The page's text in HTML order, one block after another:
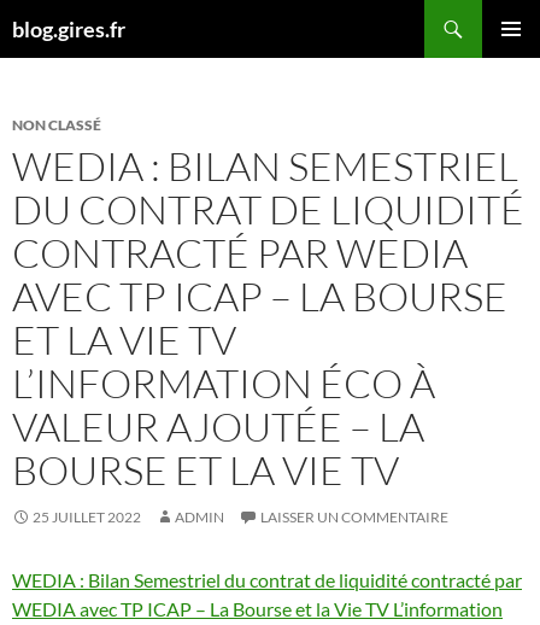
aublog.gires.fr
NON CLASSÉ
WEDIA : BILAN SEMESTRIEL
DU CONTRAT DE LIQUIDITÉ
CONTRACTÉ PAR WEDIA
AVEC TP ICAP – LA BOURSE
ET LA VIE TV
L’INFORMATION ÉCO À
VALEUR AJOUTÉE – LA
BOURSE ET LA VIE TV
25 JUILLET 2022 ADMIN LAISSER UN COMMENTAIRE
WEDIA : Bilan Semestriel du contrat de liquidité contracté par
WEDIA avec TP ICAP – La Bourse et la Vie TV L’information